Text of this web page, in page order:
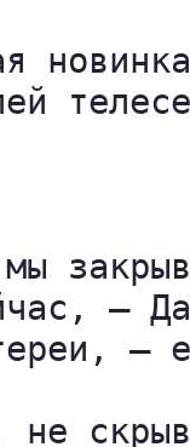
—
не